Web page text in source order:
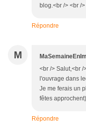
blog.<br /> <br /
Répondre
M
<br /> Salut,<br /
l'ouvrage dans
Je me ferais un
fêtes
Répondre